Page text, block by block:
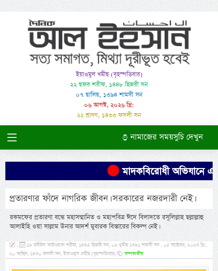
ইয়াওমুল খমীছ (বৃহস্পতিবার)
২২ ছফর শরীফ, ১৪৪৮ হিজরী সন
০৭ ছালিছ, ১৩৯৪ শামসী সন
০৬ আগস্ট, ২০২৬ খ্রি:
২২ শ্রাবণ, ১৪৩৩ ফসলী সন
নামাজের সময়সুচি দেখুন
মাদকবিরোধী অভিযানে এক
প্রতারণার ফাঁদে নাগরিক জীবন। সরকারের নজরদারী নেই।
রকমফের প্রতারণা বন্ধে মহাসম্মানিত ও মহাপবিত্র ঈদে বিলাদতে রসূলিল্লাহ ছল্লাল্লাহু
আলাইহি ওয়া সাল্লাম উনার আদর্শ মুবারক বিস্তারের বিকল্প নেই।
,
১৯ রবীউল আউওয়াল শরীফ, ১৪৪৫ হিজরী সন, ০৬ খ্বমীছ ১৩৯১ শামসী সন , ০৫ অক্টোবর, ২০২৩ খ্রি:,
২০ আশ্বিন, ১৪৩০ ফসলী সন, ইয়াওমুল খমীছ (বৃহস্পতিবার)
সম্পাদকীয়